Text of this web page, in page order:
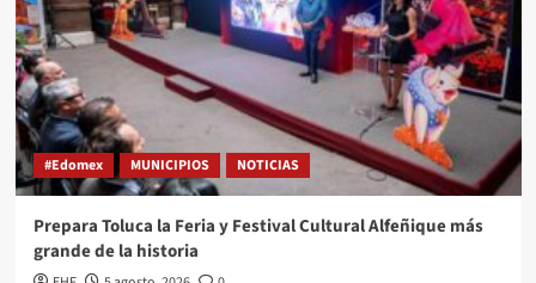
#Edomex MUNICIPIOS NOTICIAS
Prepara Toluca la Feria y Festival Cultural Alfeñique más
grande de la historia